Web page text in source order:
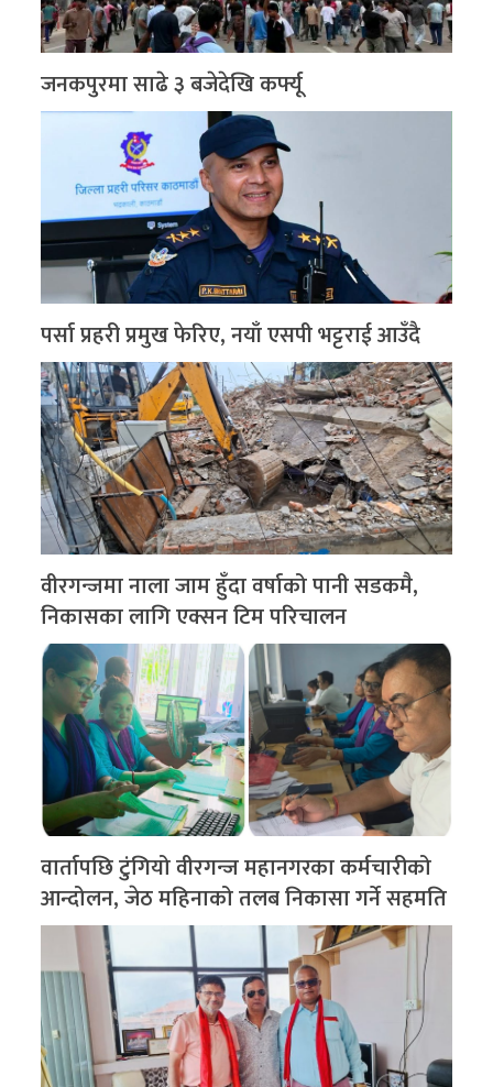
जनकपुरमा साढे ३ बजेदेखि कर्फ्यू
पर्सा प्रहरी प्रमुख फेरिए, नयाँ एसपी भट्टराई आउँदै
वीरगन्जमा नाला जाम हुँदा वर्षाको पानी सडकमै,
निकासका लागि एक्सन टिम परिचालन
वार्तापछि टुंगियो वीरगन्ज महानगरका कर्मचारीको
आन्दोलन, जेठ महिनाको तलब निकासा गर्ने सहमति